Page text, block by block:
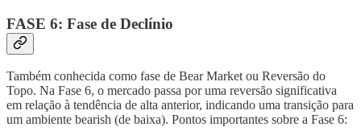
FASE 6: Fase de Declínio
Também conhecida como fase de Bear Market ou Reversão do
Topo. Na Fase 6, o mercado passa por uma reversão significativa
em relação à tendência de alta anterior, indicando uma transição para
um ambiente bearish (de baixa). Pontos importantes sobre a Fase 6: